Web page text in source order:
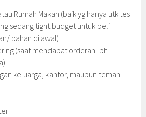
Rumah Makan (baik yg hanya utk tes
sedang tight budget untuk beli
bahan di awal)
(saat mendapat orderan lbh
keluarga, kantor, maupun teman